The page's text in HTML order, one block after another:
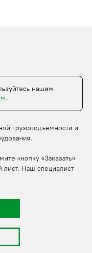
нашим
.
грузоподъемности и
кнопку «Заказать»
лист. Наш специалист